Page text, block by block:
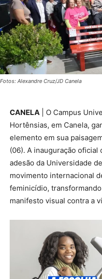
Fotos: Alexandre Cruz/JD Canela
CANELA | O Campus
Hortênsias, em Canela,
elemento em sua
(06). A inauguração oficial
adesão da Universidade
movimento internacional
feminicídio,
manifesto visual contra a